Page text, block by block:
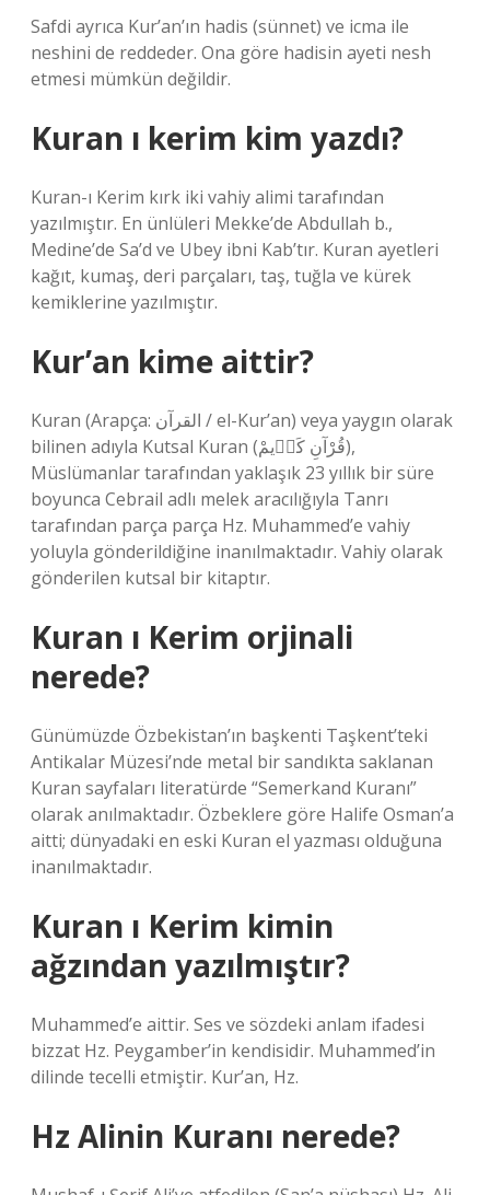
Safdi ayrıca Kur’an’ın hadis (sünnet) ve icma ile
neshini de reddeder. Ona göre hadisin ayeti nesh
etmesi mümkün değildir.
Kuran ı kerim kim yazdı?
Kuran-ı Kerim kırk iki vahiy alimi tarafından
yazılmıştır. En ünlüleri Mekke’de Abdullah b.,
Medine’de Sa’d ve Ubey ibni Kab’tır. Kuran ayetleri
kağıt, kumaş, deri parçaları, taş, tuğla ve kürek
kemiklerine yazılmıştır.
Kur’an kime aittir?
Kuran (Arapça: القرآن / el-Kur’an) veya yaygın olarak
bilinen adıyla Kutsal Kuran (قُرْآنِ کَرٖیمْ),
Müslümanlar tarafından yaklaşık 23 yıllık bir süre
boyunca Cebrail adlı melek aracılığıyla Tanrı
tarafından parça parça Hz. Muhammed’e vahiy
yoluyla gönderildiğine inanılmaktadır. Vahiy olarak
gönderilen kutsal bir kitaptır.
Kuran ı Kerim orjinali
nerede?
Günümüzde Özbekistan’ın başkenti Taşkent’teki
Antikalar Müzesi’nde metal bir sandıkta saklanan
Kuran sayfaları literatürde “Semerkand Kuranı”
olarak anılmaktadır. Özbeklere göre Halife Osman’a
aitti; dünyadaki en eski Kuran el yazması olduğuna
inanılmaktadır.
Kuran ı Kerim kimin
ağzından yazılmıştır?
Muhammed’e aittir. Ses ve sözdeki anlam ifadesi
bizzat Hz. Peygamber’in kendisidir. Muhammed’in
dilinde tecelli etmiştir. Kur’an, Hz.
Hz Alinin Kuranı nerede?